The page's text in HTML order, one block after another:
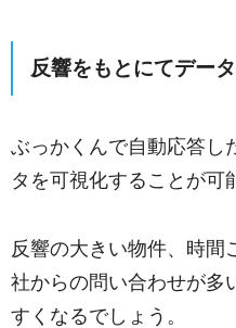
反響をもとにてデー
ぶっかくんで自動応答し
タを可視化することが可
反響の大きい物件、時間
社からの問い合わせが多
すくなるでしょう。